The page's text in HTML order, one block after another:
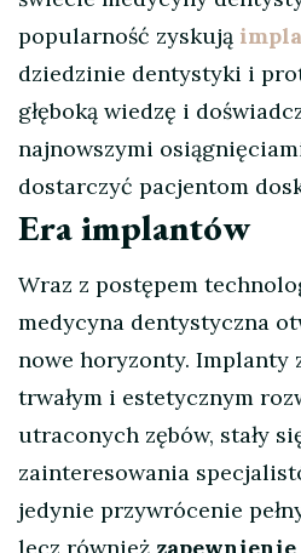
popularność zyskują
dziedzinie dentystyki i
głęboką wiedzę i
najnowszymi
dostarczyć pacjentom
Era implantów
Wraz z postępem
medycyna dentystyczna
nowe horyzonty. Implanty
trwałym i estetycznym
utraconych zębów, stały
zainteresowania
jedynie przywrócenie